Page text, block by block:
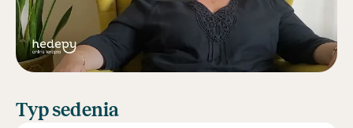
Typ sedenia